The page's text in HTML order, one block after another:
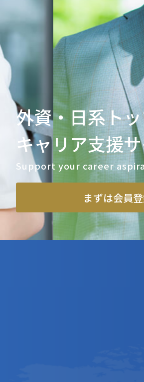
外資・日系ト
キャリア支援
Support your career
まずは会員